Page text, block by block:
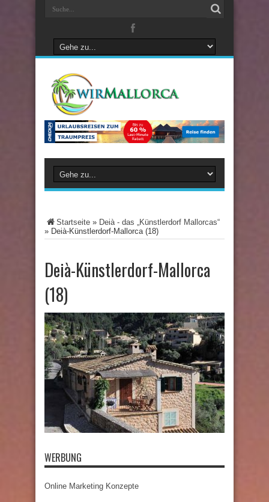
Startseite » Deià - das „Künstlerdorf Mallorcas“
» Deià-Künstlerdorf-Mallorca (18)
Deià-Künstlerdorf-Mallorca
(18)
WERBUNG
Online Marketing Konzepte